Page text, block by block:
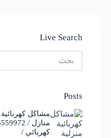
Live Search
No
results
Posts
مشاكل
كهربائي /